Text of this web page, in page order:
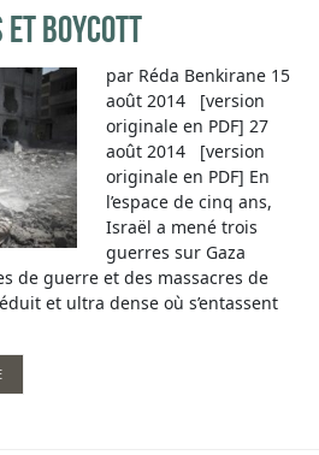
et boycott
par Réda Benkirane 15
août 2014 [version
originale en PDF] 27
août 2014 [version
originale en PDF] En
l’espace de cinq ans,
Israël a mené trois
guerres sur Gaza
de guerre et des massacres de
et ultra dense où s’entassent